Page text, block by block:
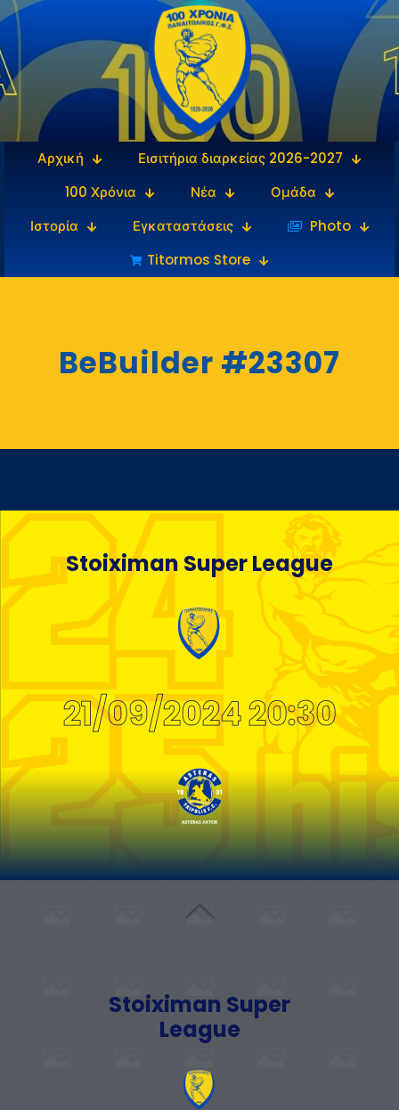
Αρχική
Εισιτήρια διαρκείας 2026-2027
100 Χρόνια
Νέα
Ομάδα
Ιστορία
Εγκαταστάσεις
‎‏‏‎ ‎Photo
Titormos Store
BeBuilder #23307
Stoiximan Super League
21/09/2024 20:30
Stoiximan Super
League